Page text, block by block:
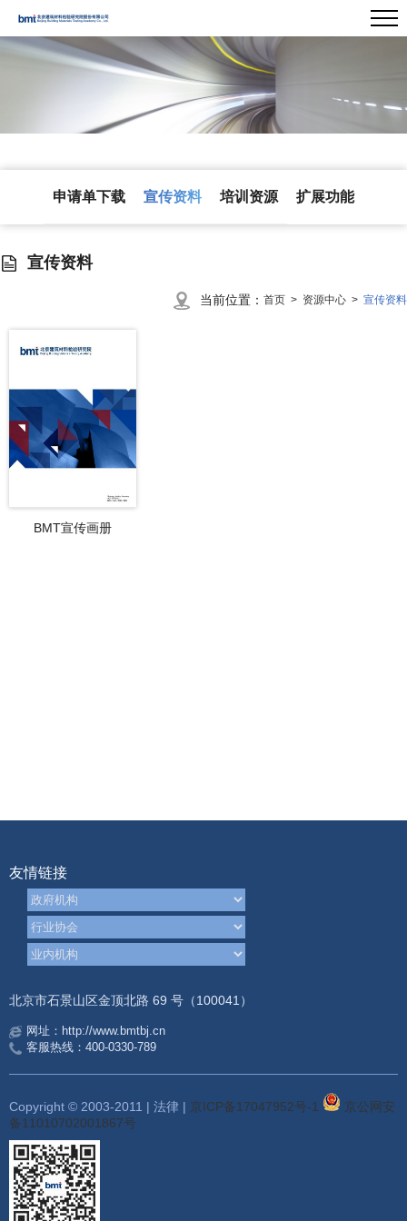
申请单下载 宣传资料 培训资源 扩展功能
宣传资料
当前位置： 首页 > 资源中心 > 宣传资料
BMT宣传画册
友情链接
北京市石景山区金顶北路 69 号（100041）
网址：http://www.bmtbj.cn
客服热线：400-0330-789
Copyright © 2003-2011 | 法律 | 京ICP备17047952号-1
京公网安
备11010702001867号